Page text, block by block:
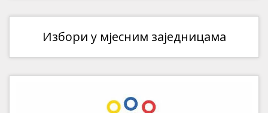
Избори у мјесним заједницама